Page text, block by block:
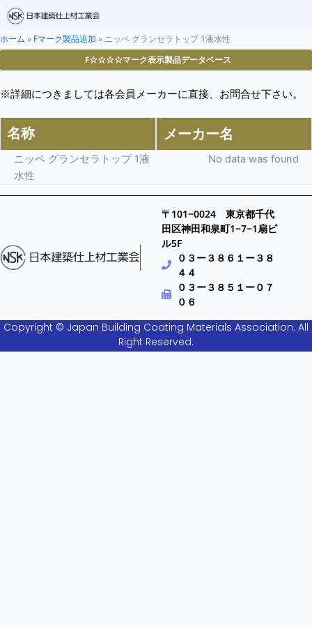
ホーム » Fマーク製品追加 » ニッペ グランセラトップ 1液水性
F☆☆☆☆マーク表示製品データベース
※詳細につきましては各会員メーカーに直接、お問合せ下さい。
名称 メーカー名
ニッペ グランセラトップ 1液
水性
No data was found
〒101−0024 東京都千代
田区神田和泉町1−7−1扇ビ
ル5F
０３ー３８６１ー３８
４４
０３ー３８５１ー０７
０６
Copyright © Japan Building Coating Materials Association. All
Right Reserved.